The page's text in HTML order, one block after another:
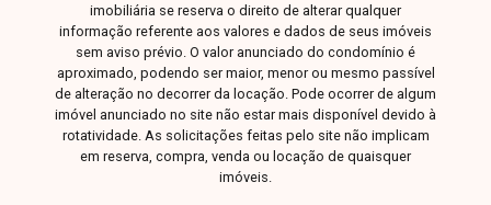
imobiliária se reserva o direito de alterar qualquer
informação referente aos valores e dados de seus imóveis
sem aviso prévio. O valor anunciado do condomínio é
aproximado, podendo ser maior, menor ou mesmo passível
de alteração no decorrer da locação. Pode ocorrer de algum
imóvel anunciado no site não estar mais disponível devido à
rotatividade. As solicitações feitas pelo site não implicam
em reserva, compra, venda ou locação de quaisquer
imóveis.